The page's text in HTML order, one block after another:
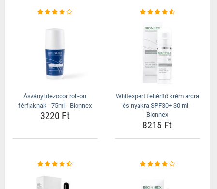
Ásványi dezodor roll-on
férfiaknak - 75ml - Bionnex
3220 Ft
Whitexpert fehérítő krém arcra
és nyakra SPF30+ 30 ml -
Bionnex
8215 Ft